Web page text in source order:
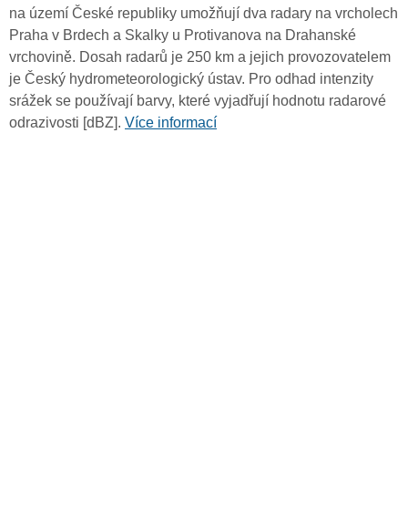
na území České republiky umožňují dva radary na vrcholech
Praha v Brdech a Skalky u Protivanova na Drahanské
vrchovině. Dosah radarů je 250 km a jejich provozovatelem
je Český hydrometeorologický ústav. Pro odhad intenzity
srážek se používají barvy, které vyjadřují hodnotu radarové
odrazivosti [dBZ]. Více informací